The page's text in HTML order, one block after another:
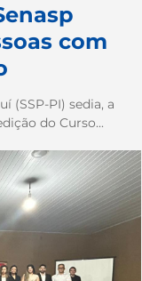
com
(SSP-PI) sedia, a
do Curso...